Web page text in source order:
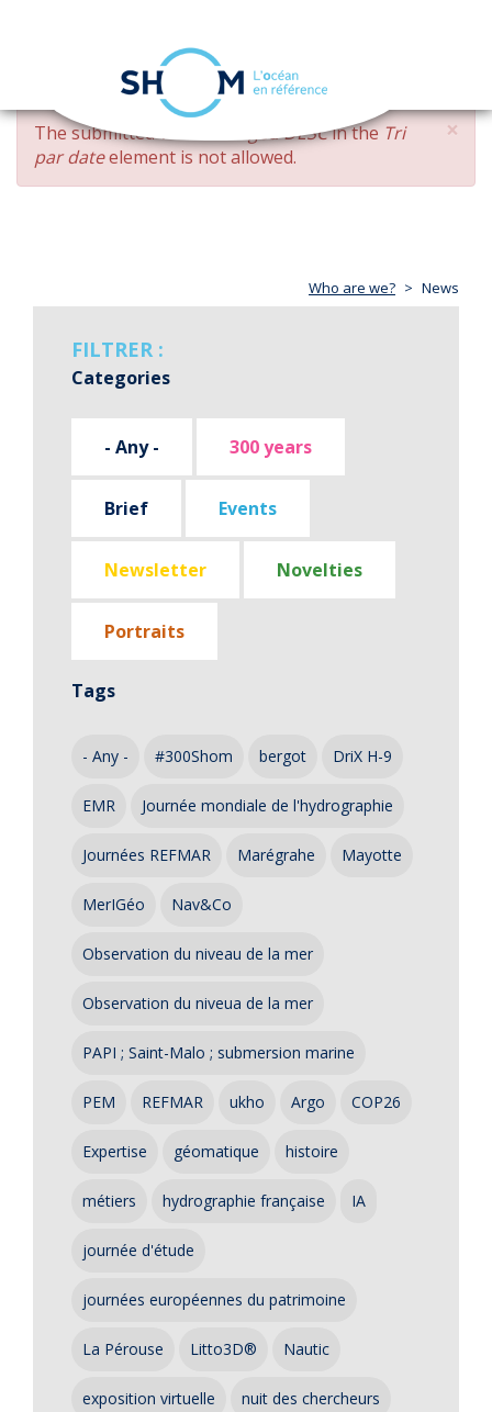
Skip
main
content
navigation
×
ERROR
MESSAGE
The submitted value changed DESCin the Tri
par dateelement is not allowed.
Who are we? News
FILTRER :
Categories
- Any - 300 years
Brief Events
Newsletter Novelties
Portraits
Tags
- Any - #300Shom bergot DriX H-9
EMR Journée mondiale de l'hydrographie
Journées REFMAR Marégrahe Mayotte
MerIGéo Nav&Co
Observation du niveau de la mer
Observation du niveua de la mer
PAPI ; Saint-Malo ; submersion marine
PEM REFMAR ukho Argo COP26
Expertise géomatique histoire
métiers hydrographie française IA
journée d'étude
journées européennes du patrimoine
La Pérouse Litto3D® Nautic
exposition virtuelle nuit des chercheurs